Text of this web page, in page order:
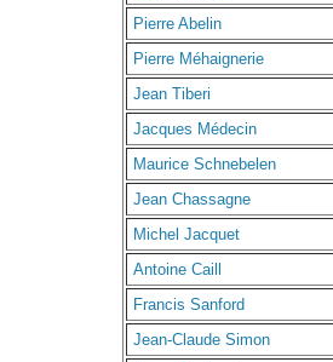
Pierre Abelin
Pierre Méhaignerie
Jean Tiberi
Jacques Médecin
Maurice Schnebelen
Jean Chassagne
Michel Jacquet
Antoine Caill
Francis Sanford
Jean-Claude Simon